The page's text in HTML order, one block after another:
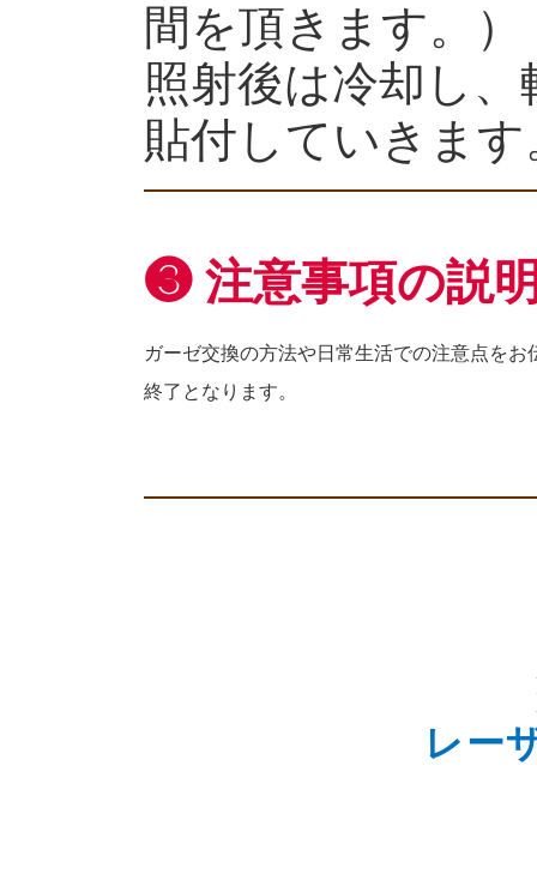
間を頂きます。）
照射後は冷却し
貼付していきます
❸ 注意事項の説
ガーゼ交換の方法や日常生活での注意点をお
終了となります。
レー